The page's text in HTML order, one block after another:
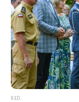
RED.